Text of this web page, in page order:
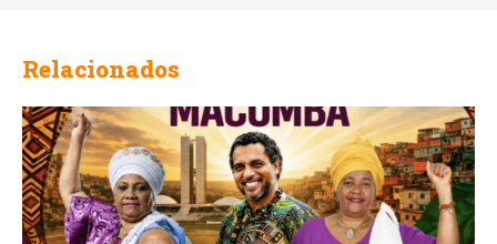
Relacionados